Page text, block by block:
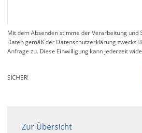
Mit dem Absenden stimme der Verarbeitung und
Daten gemäß der Datenschutzerklärung zwecks
Anfrage zu. Diese Einwilligung kann jederzeit
SICHER!
Zur Übersicht